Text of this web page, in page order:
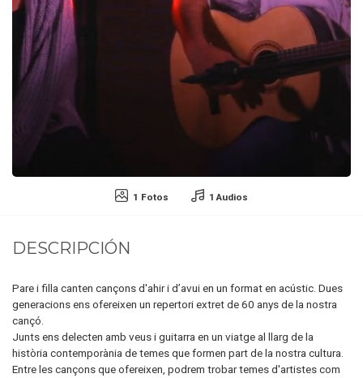
1 Fotos 1 Audios
DESCRIPCIÓN
Pare i filla canten cançons d'ahir i d’avui en un format en acústic. Dues
generacions ens ofereixen un repertori extret de 60 anys de la nostra
cançó.
Junts ens delecten amb veus i guitarra en un viatge al llarg de la
història contemporània de temes que formen part de la nostra cultura.
Entre les cançons que ofereixen, podrem trobar temes d'artistes com